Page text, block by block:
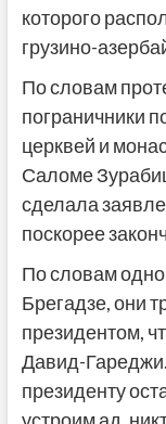
которого
грузино-
По словам
пограничники
церквей и
Саломе
сделала
поскорее
По словам
Брегадзе, они
президентом,
Давид-
президенту